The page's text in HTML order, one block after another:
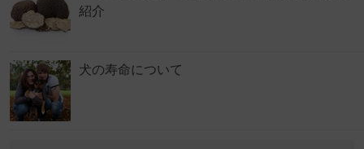
紹介
犬の寿命について